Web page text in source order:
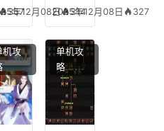
357
，
心
命
后
加
年12月08日 314
平民
搭配
阵
容，
复古
传奇
英雄
2025年12月08日 327
机攻
单机攻
略